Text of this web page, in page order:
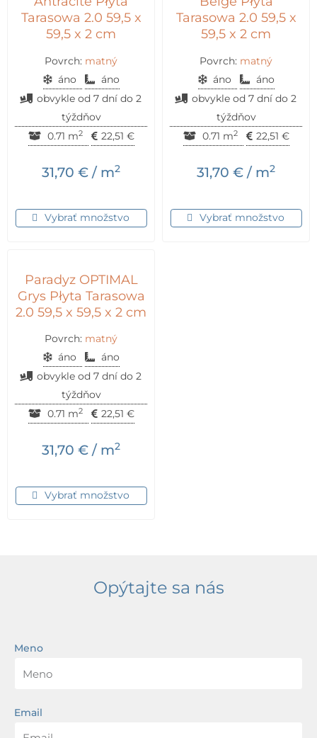
Tarasowa 2.0 59,5 x
59,5 x 2 cm
Povrch: matný
áno
áno
obvykle od 7 dní do 2
týždňov
0.71 m2 22,51 €
31,70 € / m2
Vybrať množstvo
Tarasowa 2.0 59,5 x
59,5 x 2 cm
Povrch: matný
áno
áno
obvykle od 7 dní do 2
týždňov
0.71 m2 22,51 €
31,70 € / m2
Vybrať množstvo
Paradyz OPTIMAL
Grys Płyta Tarasowa
2.0 59,5 x 59,5 x 2 cm
Povrch: matný
áno
áno
obvykle od 7 dní do 2
týždňov
0.71 m2 22,51 €
31,70 € / m2
Vybrať množstvo
Opýtajte sa nás
Meno
Email